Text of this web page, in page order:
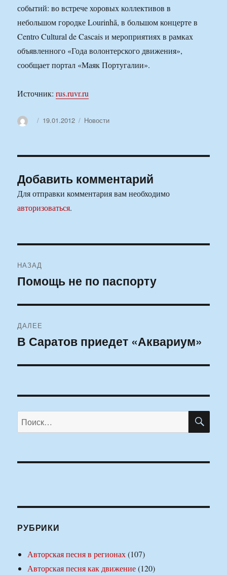
событий: во встрече хоровых коллективов в
небольшом городке Lourinhã, в большом концерте в
Centro Cultural de Cascais и мероприятиях в рамках
объявленного «Года волонтерского движения»,
сообщает портал «Маяк Португалии».
Источник:rus.ruvr.ru
АвторОпубликовано
19.01.2012 Рубрики
Новости
Добавить комментарий
Для отправки комментария вам необходимо
авторизоваться.
по
НАЗАД
Предыдущая
Помощь не по паспорту
ДАЛЕЕ
Следующая
В Саратов приедет «Аквариум»
Искать:
РУБРИКИ
Авторская песня в регионах(107)
Авторская песня как движение(120)